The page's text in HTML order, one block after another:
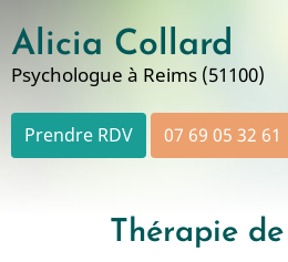
au
contenu
Alicia Collard
Psychologue à Reims (51100)
Prendre RDV 07 69 05 32 61
Thérapie